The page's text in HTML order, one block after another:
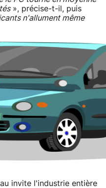
», précise-t-il, puis
n'allument même
invite l'industrie entière